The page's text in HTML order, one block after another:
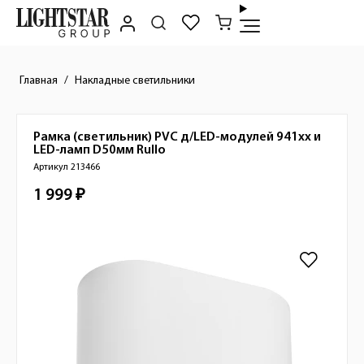
Главная Накладные светильники
Краткое описание товара
Рамка (светильник) PVC д/LED-модулей 941хх и
LED-ламп D50мм Rullo
Артикул 213466
Стоимость товара
1 999 ₽